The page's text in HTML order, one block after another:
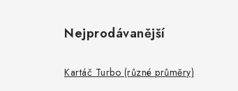
Nejprodávanější
Kartáč Turbo (různé průměry)